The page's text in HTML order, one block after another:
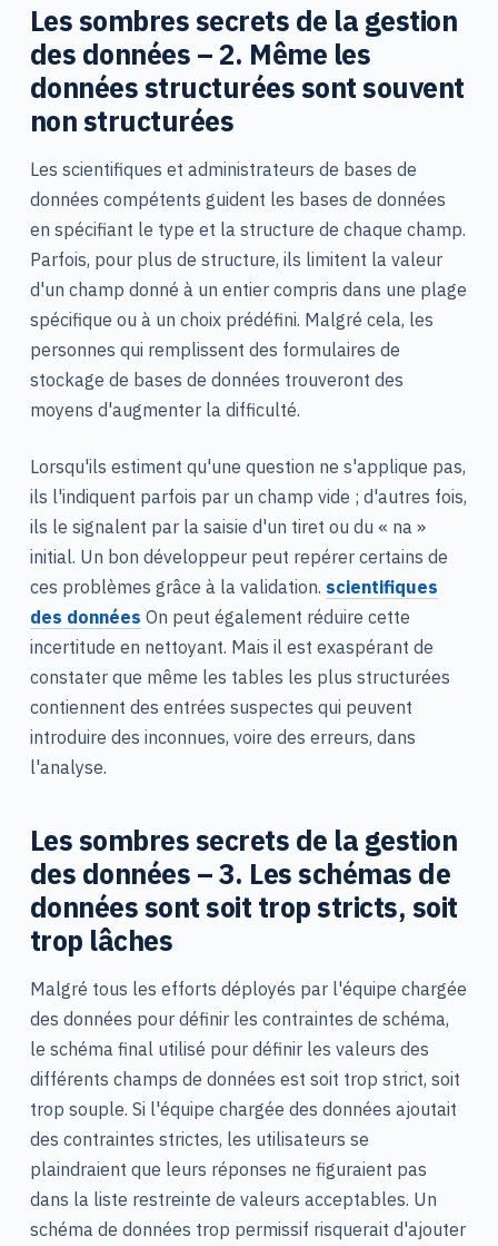
Les sombres secrets de la gestion
des données – 2. Même les
données structurées sont souvent
non structurées
Les scientifiques et administrateurs de bases de
données compétents guident les bases de données
en spécifiant le type et la structure de chaque champ.
Parfois, pour plus de structure, ils limitent la valeur
d'un champ donné à un entier compris dans une plage
spécifique ou à un choix prédéfini. Malgré cela, les
personnes qui remplissent des formulaires de
stockage de bases de données trouveront des
moyens d'augmenter la difficulté.
Lorsqu'ils estiment qu'une question ne s'applique pas,
ils l'indiquent parfois par un champ vide ; d'autres fois,
ils le signalent par la saisie d'un tiret ou du « na »
initial. Un bon développeur peut repérer certains de
ces problèmes grâce à la validation. scientifiques
des données On peut également réduire cette
incertitude en nettoyant. Mais il est exaspérant de
constater que même les tables les plus structurées
contiennent des entrées suspectes qui peuvent
introduire des inconnues, voire des erreurs, dans
l'analyse.
Les sombres secrets de la gestion
des données – 3. Les schémas de
données sont soit trop stricts, soit
trop lâches
Malgré tous les efforts déployés par l'équipe chargée
des données pour définir les contraintes de schéma,
le schéma final utilisé pour définir les valeurs des
différents champs de données est soit trop strict, soit
trop souple. Si l'équipe chargée des données ajoutait
des contraintes strictes, les utilisateurs se
plaindraient que leurs réponses ne figuraient pas
dans la liste restreinte de valeurs acceptables. Un
schéma de données trop permissif risquerait d'ajouter